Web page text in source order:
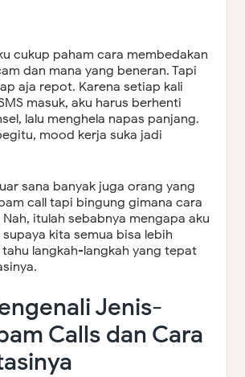
cukup paham cara membedakan
dan mana yang beneran. Tapi
aja repot. Karena setiap kali
masuk, aku harus berhenti
lalu menghela napas panjang.
mood kerja suka jadi
sana banyak juga orang yang
call tapi bingung gimana cara
itulah sebabnya mengapa aku
kita semua bisa lebih
langkah-langkah yang tepat
Jenis-
Calls dan Cara